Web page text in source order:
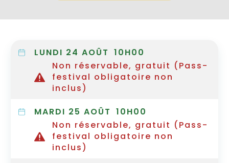
LUNDI 24 AOÛT 10H00
Non réservable, gratuit (Pass-
festival obligatoire non
inclus)
MARDI 25 AOÛT 10H00
Non réservable, gratuit (Pass-
festival obligatoire non
inclus)